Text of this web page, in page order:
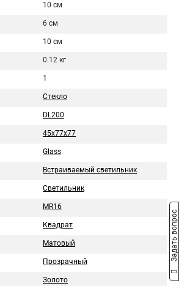
10 см
6 см
10 см
0.12 кг
1
Стекло
DL200
45x77x77
Glass
Встраиваемый светильник
Светильник
MR16
Квадрат
Матовый
Прозрачный
Золото
Задать вопрос